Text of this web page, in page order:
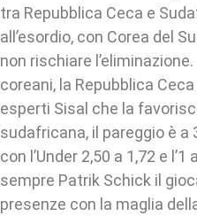
tra Repubblica Ceca e
all’esordio, con Corea del
non rischiare
coreani, la Repubblica
esperti Sisal che la
sudafricana, il pareggio è
con l’Under 2,50 a 1,72 e
sempre Patrik Schick il
presenze con la maglia